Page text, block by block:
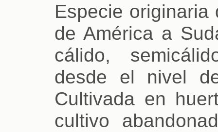
Especie
de América a
cálido,
desde el nivel
Cultivada en
cultivo